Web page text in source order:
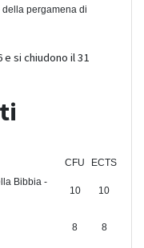
della pergamena di
si chiudono il 31
CFU ECTS
Bibbia -
10 10
8 8